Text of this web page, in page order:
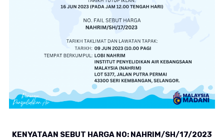
KENYATAAN SEBUT HARGA NO: NAHRIM/SH/17/2023